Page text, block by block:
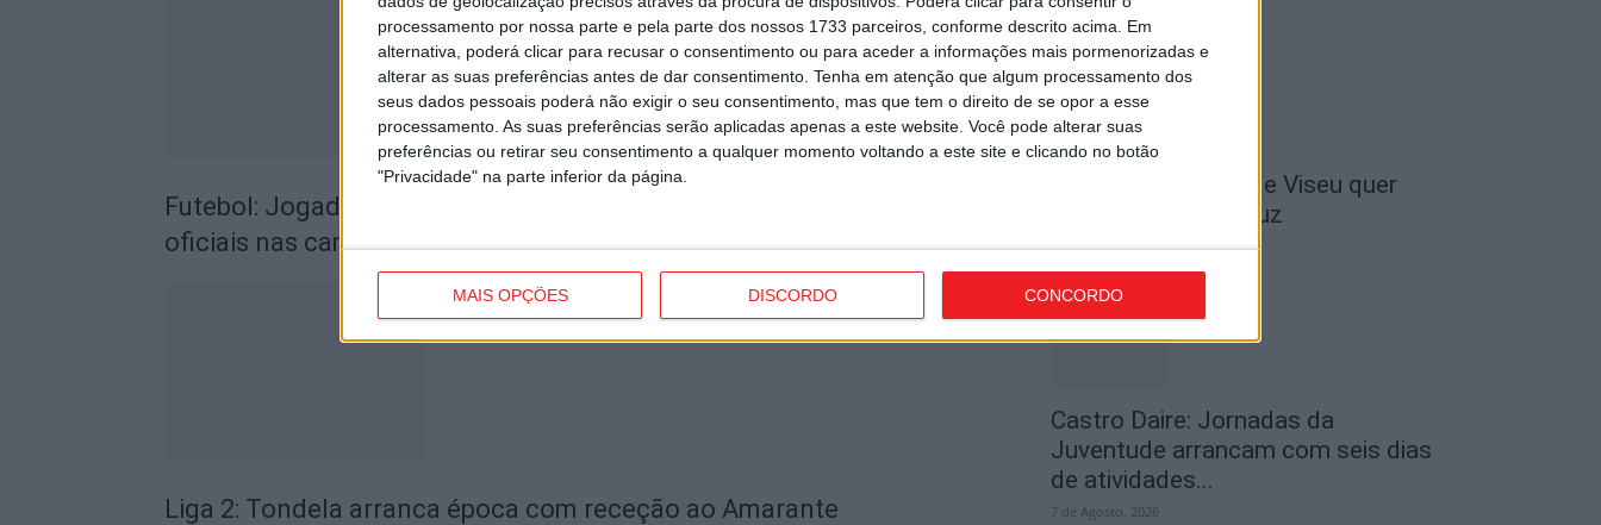
processamento por nossa parte e pela parte dos nossos 1733 parceiros, conforme descrito acima. Em
alternativa, poderá clicar para recusar o consentimento ou para aceder a informações mais pormenorizadas e
alterar as suas preferências antes de dar consentimento. Tenha em atenção que algum processamento dos
seus dados pessoais poderá não exigir o seu consentimento, mas que tem o direito de se opor a esse
processamento. As suas preferências serão aplicadas apenas a este website. Você pode alterar suas
preferências ou retirar seu consentimento a qualquer momento voltando a este site e clicando no botão
"Privacidade" na parte inferior da página.
MAIS OPÇÕES DISCORDO CONCORDO
Futebol: Jogadores do Académico e Tondela vão exibir distinções
oficiais nas camisolas
Liga 2: Tondela arranca época com receção ao Amarante
7 de Agosto, 2026
I Liga: Académico de Viseu quer
travar Benfica na Luz
7 de Agosto, 2026
Castro Daire: Jornadas da
Juventude arrancam com seis dias
de atividades...
7 de Agosto, 2026